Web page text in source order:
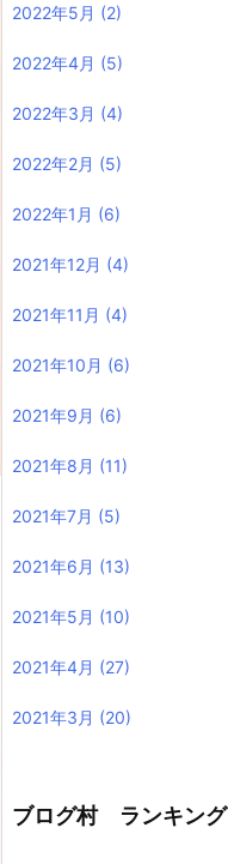
2022年5月 (2)
2022年4月 (5)
2022年3月 (4)
2022年2月 (5)
2022年1月 (6)
2021年12月 (4)
2021年11月 (4)
2021年10月 (6)
2021年9月 (6)
2021年8月 (11)
2021年7月 (5)
2021年6月 (13)
2021年5月 (10)
2021年4月 (27)
2021年3月 (20)
ブログ村 ランキング